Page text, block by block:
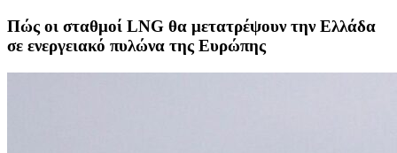
Πώς οι σταθμοί LNG θα μετατρέψουν την Ελλάδα
σε ενεργειακό πυλώνα της Ευρώπης